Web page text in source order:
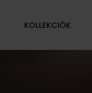
KOLLEKCIÓK